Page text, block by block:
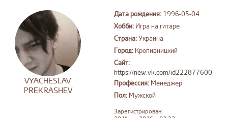
VYACHESLAV
PREKRASHEV
Дата рождения: 1996-05-04
Хобби: Игра на гитаре
Страна:Украина
Город: Кропивницкий
Сайт:
https://new.vk.com/id222877600
Профессия: Менеджер
Пол: Мужской
Зарегистрирован: